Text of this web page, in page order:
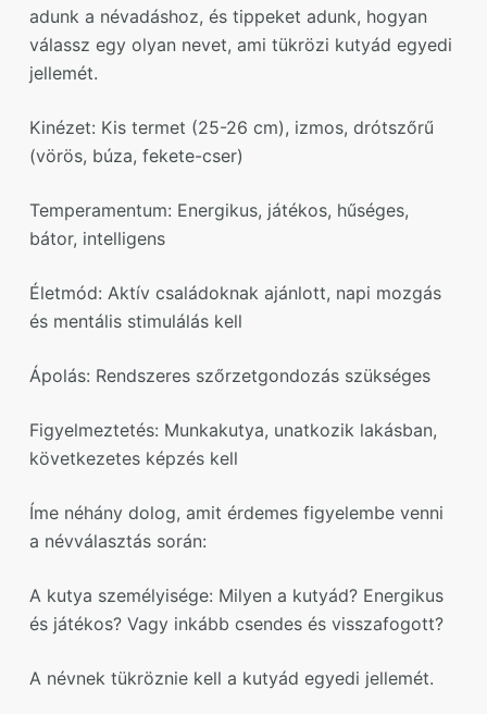
adunk a névadáshoz, és tippeket adunk, hogyan
válassz egy olyan nevet, ami tükrözi kutyád egyedi
jellemét.
Kinézet: Kis termet (25-26 cm), izmos, drótszőrű
(vörös, búza, fekete-cser)
Temperamentum: Energikus, játékos, hűséges,
bátor, intelligens
Életmód: Aktív családoknak ajánlott, napi mozgás
és mentális stimulálás kell
Ápolás: Rendszeres szőrzetgondozás szükséges
Figyelmeztetés: Munkakutya, unatkozik lakásban,
következetes képzés kell
Íme néhány dolog, amit érdemes figyelembe venni
a névválasztás során:
A kutya személyisége: Milyen a kutyád? Energikus
és játékos? Vagy inkább csendes és visszafogott?
A névnek tükröznie kell a kutyád egyedi jellemét.